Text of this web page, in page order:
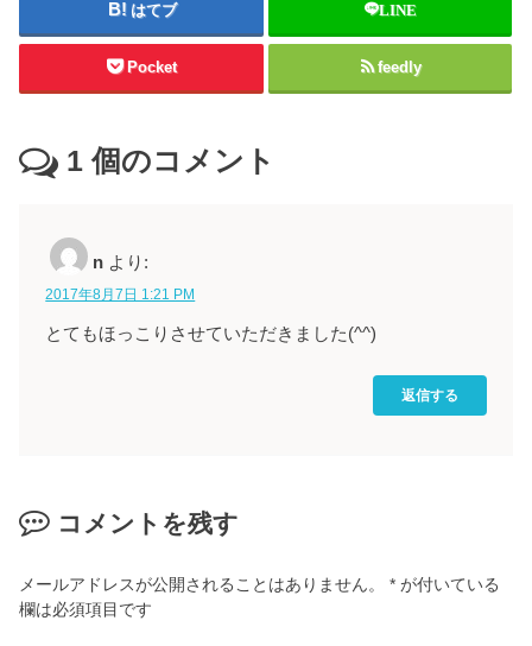
はてブ LINE
Pocket feedly
1 個のコメント
n より:
2017年8月7日 1:21 PM
とてもほっこりさせていただきました(^^)
返信する
コメントを残す
メールアドレスが公開されることはありません。 * が付いている
欄は必須項目です